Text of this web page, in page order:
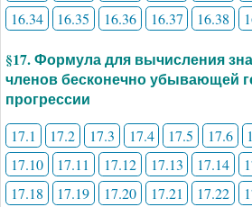
16.34
16.35 16.36 16.37 16.38
§17. Формула для вычисления
членов бесконечно убывающей
прогрессии
17.1 17.2 17.3 17.4 17.5 17.6
17.10
17.11 17.12 17.13 17.14
17.18
17.19 17.20 17.21 17.22